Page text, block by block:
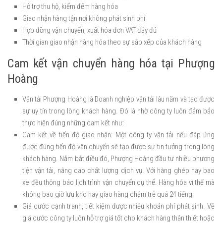
Hỗ trợ thu hộ, kiểm đếm hàng hóa
Giao nhận hàng tận nơi không phát sinh phí
Hợp đồng vận chuyển, xuất hóa đơn VAT đầy đủ
Thời gian giao nhận hàng hóa theo sự sắp xếp của khách hàng
Cam kết vận chuyển hàng hóa tại Phượng
Hoàng
Vận tải Phượng Hoàng là Doanh nghiệp vận tải lâu năm và tạo được
sự uy tín trong lòng khách hàng. Đó là nhờ công ty luôn đảm bảo
thực hiện đúng những cam kết như:
Cam kết về tiến độ giao nhận: Một công ty vận tải nếu đáp ứng
được đúng tiến độ vận chuyển sẽ tạo được sự tin tưởng trong lòng
khách hàng. Nắm bắt điều đó, Phượng Hoàng đầu tư nhiều phương
tiện vận tải, nâng cao chất lượng dịch vụ. Với hàng ghép hay bao
xe đều thông báo lịch trình vận chuyển cụ thể. Hàng hóa vì thế mà
không bao giờ lưu kho hay giao hàng chậm trễ quá 24 tiếng.
Giá cước cạnh tranh, tiết kiệm được nhiều khoản phí phát sinh. Về
giá cước công ty luôn hỗ trợ giá tốt cho khách hàng thân thiết hoặc